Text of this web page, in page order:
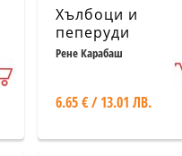
Хълбоци и
пеперуди
Рене Карабаш
6.65 € / 13.01 ЛВ.